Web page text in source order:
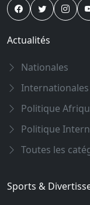
Actualités
Nationales
Internationales
Politique
Politique
Toutes les
Sports &